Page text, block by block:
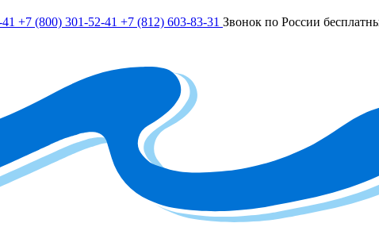
+7 (800) 301-52-41 +7 (812) 603-83-31 Звонок по России